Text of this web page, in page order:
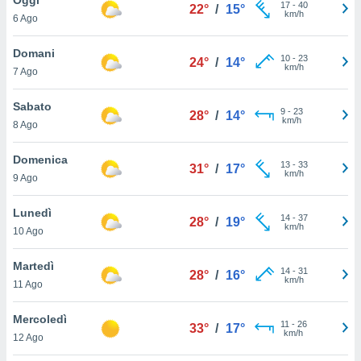
è
al sito
di
ci
di
il
un
la
nella
6 Ago
22° / 15° 17- 40
km/h
Domani
7 Ago
24° / 14° 10- 23
km/h
Sabato
8 Ago
28° / 14° 9- 23
km/h
Domenica
9 Ago
31° / 17° 13- 33
km/h
Lunedì
10 Ago
28° / 19° 14- 37
km/h
Martedì
11 Ago
28° / 16° 14- 31
km/h
Mercoledì
12 Ago
33° / 17° 11 - 26
km/h